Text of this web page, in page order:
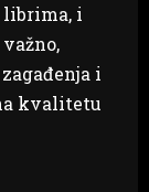
i
i
kvalitetu